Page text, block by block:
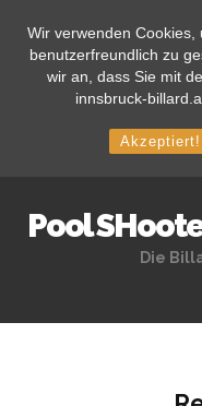
Wir verwenden
benutzerfreundlich zu
wir an, dass Sie mit
innsbruck-
Akzeptiert!
Pool
Die